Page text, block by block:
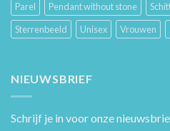
Parel
Pendant without stone
Sterrenbeeld
Unisex Vrouwen
NIEUWSBRIEF
Schrijf je in voor onze